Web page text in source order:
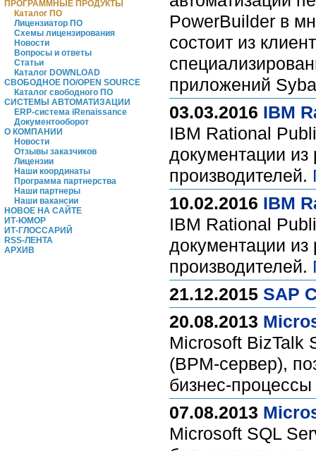
ПРОГРАММНЫЕ ПРОДУКТЫ
Каталог ПО
Лицензиатор ПО
Схемы лицензирования
Новости
Вопросы и ответы
Статьи
Каталог DOWNLOAD
СВОБОДНОЕ ПО/OPEN SOURCE
Каталог свободного ПО
СИСТЕМЫ АВТОМАТИЗАЦИИ
ERP-система iRenaissance
Документооборот
О КОМПАНИИ
Новости
Отзывы заказчиков
Лицензии
Наши координаты
Программа партнерства
Наши партнеры
Наши вакансии
НОВОЕ НА САЙТЕ
ИТ-ЮМОР
ИТ-ГЛОССАРИЙ
RSS-ЛЕНТА
АРХИВ
PowerBuilder в
состоит из
приложений
03.03.2016 IBM
IBM Rational
документации
производителей.
10.02.2016 IBM
IBM Rational
документации
производителей.
21.12.2015 SAP
20.08.2013
Microsoft BizTalk
(BPM-сервер),
бизнес-процессы
07.08.2013
Microsoft SQL